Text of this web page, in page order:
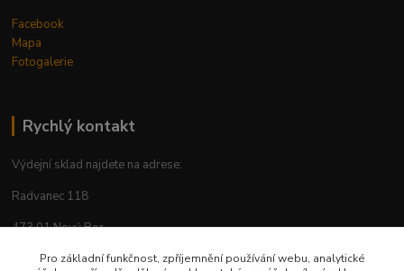
Facebook
Mapa
Fotogalerie
Rychlý kontakt
Výdejní sklad najdete na adrese:
Radvanec 118
473 01 Nový Bor
tel: +420 605 283 713
Pro základní funkčnost, zpříjemnění používání webu, analytické